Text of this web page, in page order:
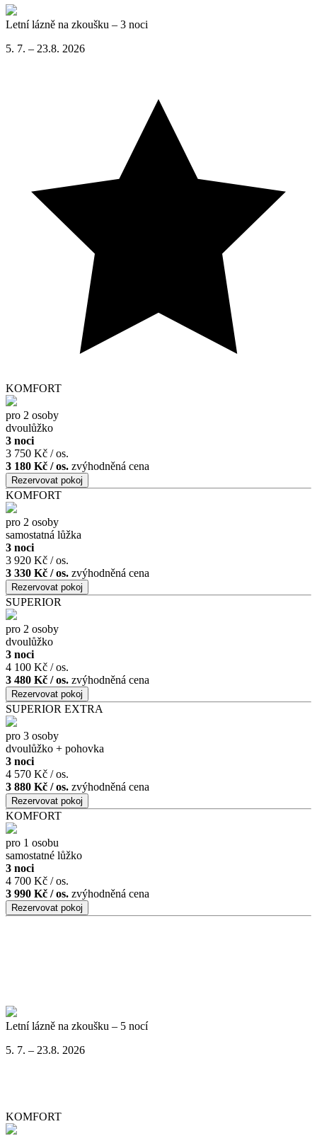
Letní lázně na zkoušku – 3 noci
5. 7. – 23.8. 2026
KOMFORT
pro 2 osoby
dvoulůžko
3 noci
3 750 Kč / os.
3 180 Kč / os. zvýhodněná cena
KOMFORT
pro 2 osoby
samostatná lůžka
3 noci
3 920 Kč / os.
3 330 Kč / os. zvýhodněná cena
SUPERIOR
pro 2 osoby
dvoulůžko
3 noci
4 100 Kč / os.
3 480 Kč / os. zvýhodněná cena
SUPERIOR EXTRA
pro 3 osoby
dvoulůžko + pohovka
3 noci
4 570 Kč / os.
3 880 Kč / os. zvýhodněná cena
KOMFORT
pro 1 osobu
samostatné lůžko
3 noci
4 700 Kč / os.
3 990 Kč / os. zvýhodněná cena
Letní lázně na zkoušku – 5 nocí
5. 7. – 23.8. 2026
KOMFORT